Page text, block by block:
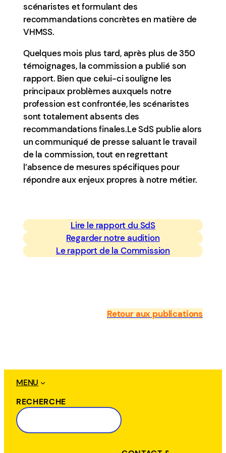
scénaristes et formulant des
recommandations concrètes en matière de
VHMSS.
Quelques mois plus tard, après plus de 350
témoignages, la commission a publié son
rapport. Bien que celui-ci souligne les
principaux problèmes auxquels notre
profession est confrontée, les scénaristes
sont totalement absents des
recommandations finales.Le SdS publie alors
un communiqué de presse saluant le travail
de la commission, tout en regrettant
l’absence de mesures spécifiques pour
répondre aux enjeux propres à notre métier.
Lire le rapport du SdS
Regarder notre audition
Le rapport de la Commission
Retour aux publications
MENU
RECHERCHE
R
e